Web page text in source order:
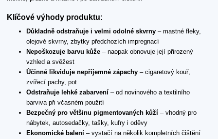
Klíčové výhody produktu:
Důkladně odstraňuje i velmi odolné skvrny – mastné fleky,
olejové skvrny, zbytky předchozích impregnací
Nepoškozuje barvu kůže – naopak obnovuje její přirozený
vzhled a svěžest
Účinně likviduje nepříjemné zápachy – cigaretový kouř,
zvířecí pachy, pot
Odstraňuje lehké zabarvení – od novinového a textilního
barviva při včasném použití
Bezpečný pro většinu pigmentovaných kůží – vhodný pro
nábytek, autosedačky, tašky, kufry i oděvy
Ekonomické balení – vystačí na několik kompletních čištění